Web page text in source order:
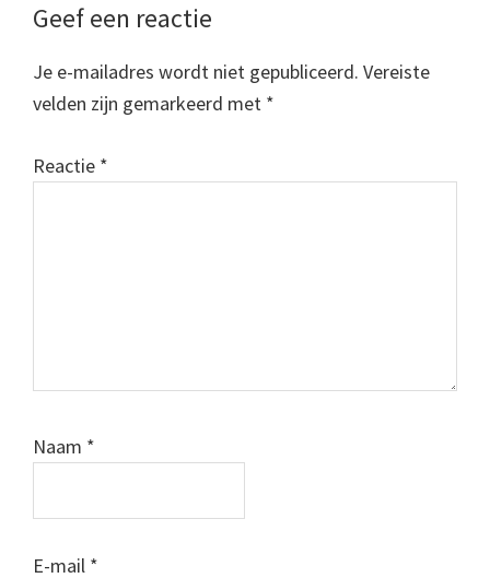
Lees
Interacties
Geef een reactie
Je e-mailadres wordt niet gepubliceerd. Vereiste
velden zijn gemarkeerd met *
Reactie *
Naam *
E-mail *